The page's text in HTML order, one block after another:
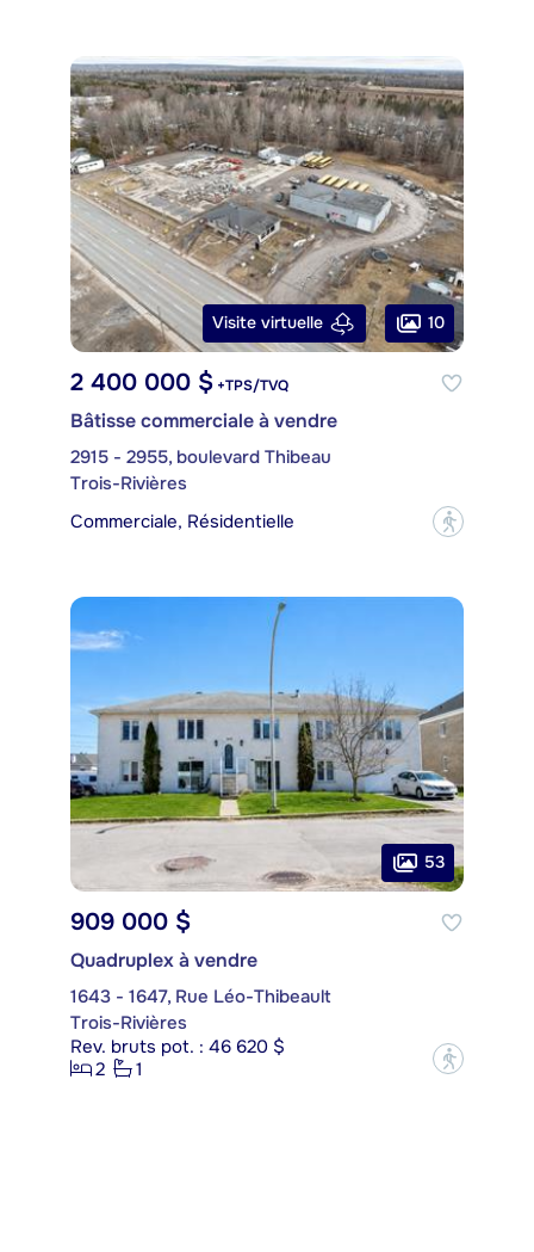
Visite virtuelle 10
2 400 000 $ +TPS/TVQ
Bâtisse commerciale à vendre
2915 - 2955, boulevard Thibeau
Trois-Rivières
Commerciale, Résidentielle
?
53
909 000 $
Quadruplex à vendre
1643 - 1647, Rue Léo-Thibeault
Trois-Rivières
Rev. bruts pot. : 46 620 $
2
1 ?